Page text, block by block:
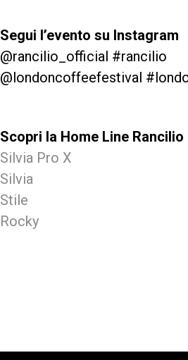
Segui l’evento su Instagram
@rancilio_official #rancilio
@londoncoffeefestival
Scopri la Home Line Rancilio
Silvia Pro X
Silvia
Stile
Rocky